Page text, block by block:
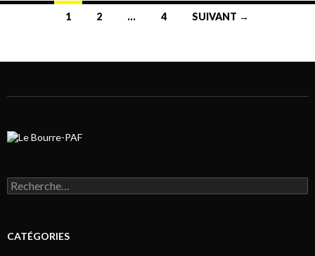
1 2 … 4 SUIVANT →
Rechercher :
CATÉGORIES